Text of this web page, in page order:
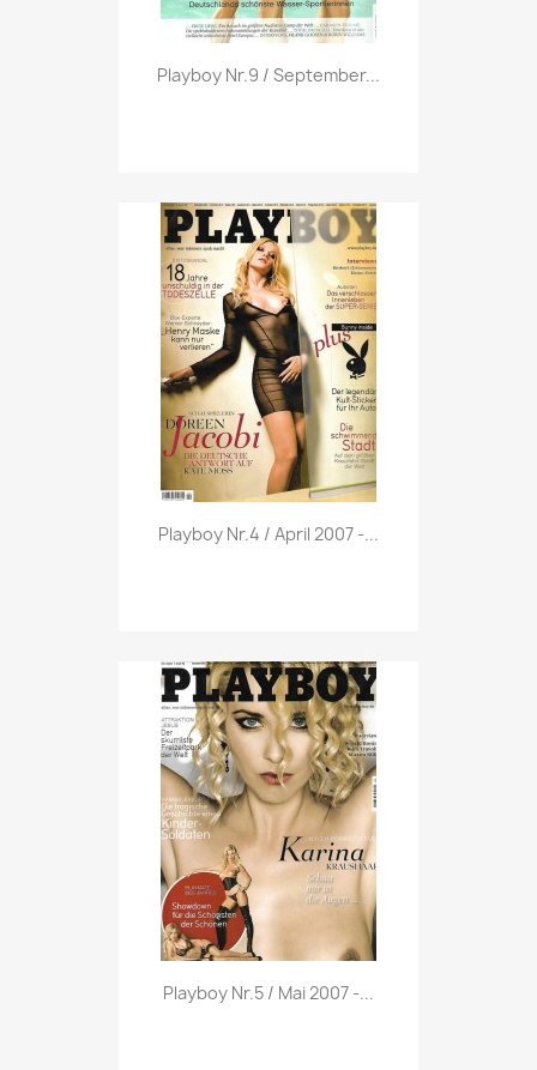
Vorschau
Playboy Nr.9 / September...
Vorschau
Playboy Nr.4 / April 2007 -...
Vorschau
Playboy Nr.5 / Mai 2007 -...